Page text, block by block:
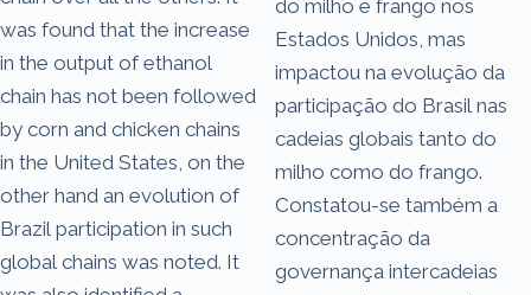
was found that the increase
in the output of ethanol
chain has not been followed
by corn and chicken chains
in the United States, on the
other hand an evolution of
Brazil participation in such
global chains was noted. It
do milho e frango nos
Estados Unidos, mas
impactou na evolução da
participação do Brasil nas
cadeias globais tanto do
milho como do frango.
Constatou-se também a
concentração da
governança intercadeias